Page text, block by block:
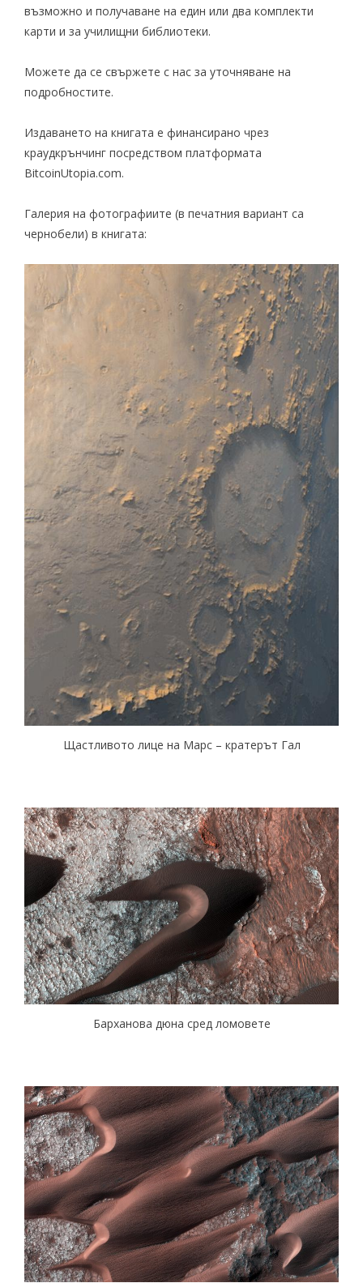
възможно и получаване на един или два комплекти
карти и за училищни библиотеки.
Можете да се свържете с нас за уточняване на
подробностите.
Издаването на книгата е финансирано чрез
краудкрънчинг посредством платформата
BitcoinUtopia.com.
Галерия на фотографиите (в печатния вариант са
чернобели) в книгата:
Щастливото лице на Марс – кратерът Гал
Барханова дюна сред ломовете